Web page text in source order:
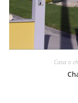
Casa o